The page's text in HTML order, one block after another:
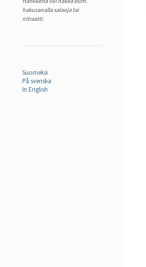
hakusanalla salaoja tai
nitraatti.
Suomeksi
På svenska
In English